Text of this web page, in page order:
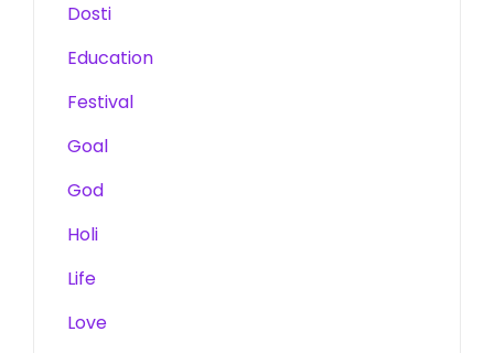
Dosti
Education
Festival
Goal
God
Holi
Life
Love